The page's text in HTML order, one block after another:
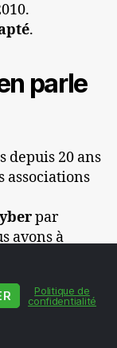
.
parle
depuis 20 ans
associations
par
avons à
sécurité
Politique de
confidentialité